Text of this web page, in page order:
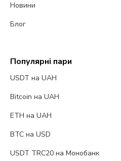
Новини
Блог
Популярні пари
USDT на UAH
Bitcoin на UAH
ETH на UAH
BTC на USD
USDT TRC20 на Монобанк